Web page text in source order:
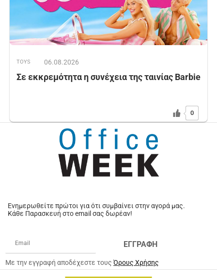
TOYS 06.08.2026
Σε εκκρεμότητα η συνέχεια της ταινίας Barbie
0
Ενημερωθείτε πρώτοι για ότι συμβαίνει στην αγορά μας.
Κάθε Παρασκευή στο email σας δωρέαν!
ΕΓΓΡΑΦΗ
Με την εγγραφή αποδέχεστε τουςΌρους Χρήσης